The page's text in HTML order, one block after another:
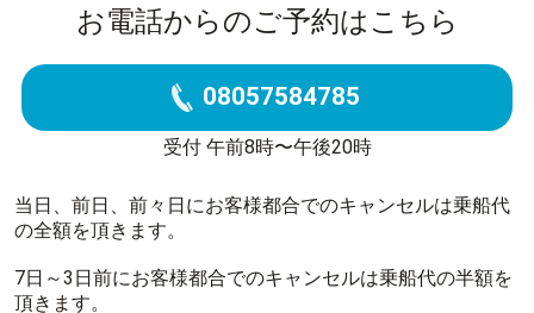
お電話からのご予約はこちら
08057584785
受付 午前8時〜午後20時
当日、前日、前々日にお客様都合でのキャンセルは乗船代
の全額を頂きます。
7日～3日前にお客様都合でのキャンセルは乗船代の半額を
頂きます。